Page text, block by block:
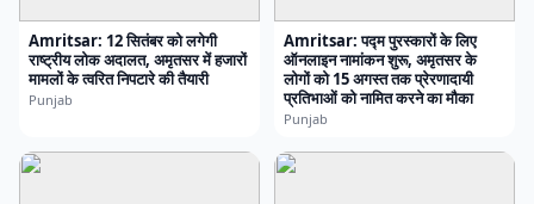
Amritsar: 12 सितंबर को लगेगी
राष्ट्रीय लोक अदालत, अमृतसर में हजारों
मामलों के त्वरित निपटारे की तैयारी
Punjab
Amritsar: पद्म पुरस्कारों के लिए
ऑनलाइन नामांकन शुरू, अमृतसर के
लोगों को 15 अगस्त तक प्रेरणादायी
प्रतिभाओं को नामित करने का मौका
Punjab